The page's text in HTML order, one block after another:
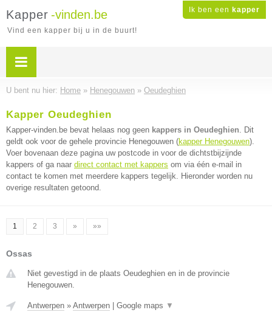
Ik ben een kapper
Kapper -vinden.be
Vind een kapper bij u in de buurt!
U bent nu hier: Home » Henegouwen » Oeudeghien
Kapper Oeudeghien
Kapper-vinden.be bevat helaas nog geen kappers in Oeudeghien. Dit
geldt ook voor de gehele provincie Henegouwen (kapper Henegouwen).
Voer bovenaan deze pagina uw postcode in voor de dichtstbijzijnde
kappers of ga naar direct contact met kappers om via één e-mail in
contact te komen met meerdere kappers tegelijk. Hieronder worden nu
overige resultaten getoond.
1 2 3 » »»
Ossas
Niet gevestigd in de plaats Oeudeghien en in de provincie
Henegouwen.
Antwerpen » Antwerpen Google maps ▼